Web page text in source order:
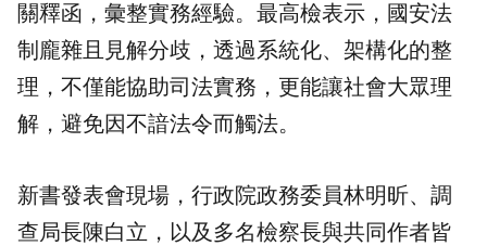
關釋函，彙整實務經驗。最高檢表示，國安法
制龐雜且見解分歧，透過系統化、架構化的整
理，不僅能協助司法實務，更能讓社會大眾理
解，避免因不諳法令而觸法。
新書發表會現場，行政院政務委員林明昕、調
查局長陳白立，以及多名檢察長與共同作者皆